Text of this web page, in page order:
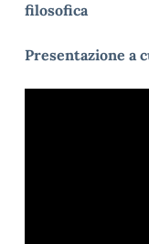
filosofica
Presentazione a